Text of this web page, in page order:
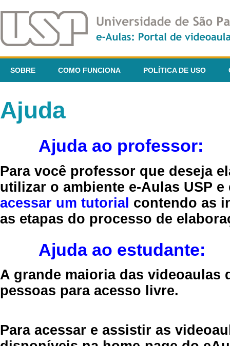
SOBRE COMO FUNCIONA POLÍTICA DE USO
Ajuda
Ajuda ao professor:
Para você professor que deseja
utilizar o ambiente e-Aulas USP
acessar um tutorial contendo as
as etapas do processo de
Ajuda ao estudante:
A grande maioria das videoaulas
pessoas para acesso livre.
Para acessar e assistir as